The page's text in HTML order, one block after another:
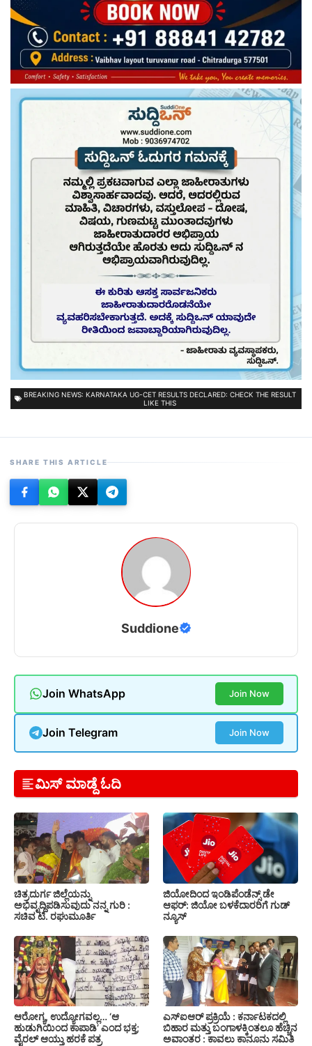
BREAKING NEWS: KARNATAKA UG-CET RESULTS DECLARED: CHECK THE RESULT
LIKE THIS
SHARE THIS ARTICLE
Suddione
Join WhatsApp Join Now
Join Telegram Join Now
ಮಿಸ್ ಮಾಡ್ದೆ ಓದಿ
ಚಿತ್ರದುರ್ಗ ಜಿಲ್ಲೆಯನ್ನು
ಅಭಿವೃದ್ದಿಪಡಿಸುವುದು ನನ್ನ ಗುರಿ :
ಸಚಿವ ಟಿ. ರಘುಮೂರ್ತಿ
ಜಿಯೋದಿಂದ ಇಂಡಿಪೆಂಡೆನ್ಸ್ ಡೇ
ಆಫರ್: ಜಿಯೋ ಬಳಕೆದಾರರಿಗೆ ಗುಡ್
ನ್ಯೂಸ್
ಆರೋಗ್ಯ, ಉದ್ಯೋಗವಲ್ಲ… ‘ಆ
ಹುಡುಗಿಯಿಂದ ಕಾಪಾಡಿ’ ಎಂದ ಭಕ್ತ;
ವೈರಲ್ ಆಯ್ತು ಹರಕೆ ಪತ್ರ
ಎಸ್‍ಐಆರ್ ಪ್ರಕ್ರಿಯೆ : ಕರ್ನಾಟಕದಲ್ಲಿ
ಬಿಹಾರ ಮತ್ತು ಬಂಗಾಳಕ್ಕಿಂತಲೂ ಹೆಚ್ಚಿನ
ಅವಾಂತರ : ಕಾವಲು ಕಾನೂನು ಸಮಿತಿ